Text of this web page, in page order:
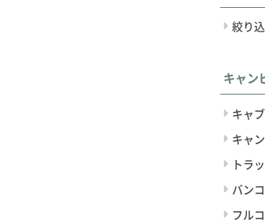
絞り
キャン
キャ
キャ
トラ
バン
フル